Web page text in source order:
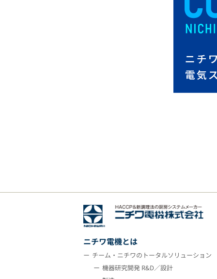
ニチワ電機とは
チーム・ニチワのトータルソリューション
機器研究開発 R&D／設計